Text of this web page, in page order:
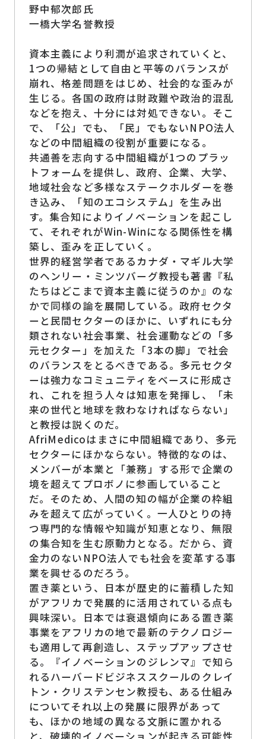
野中郁次郎氏
一橋大学名誉教授
資本主義により利潤が追求されていくと、
1つの帰結として自由と平等のバランスが
崩れ、格差問題をはじめ、社会的な歪みが
生じる。各国の政府は財政難や政治的混乱
などを抱え、十分には対処できない。そこ
で、「公」でも、「民」でもないNPO法人
などの中間組織の役割が重要になる。
共通善を志向する中間組織が1つのプラッ
トフォームを提供し、政府、企業、大学、
地域社会など多様なステークホルダーを巻
き込み、「知のエコシステム」を生み出
す。集合知によりイノベーションを起こし
て、それぞれがWin-Winになる関係性を構
築し、歪みを正していく。
世界的経営学者であるカナダ・マギル大学
のヘンリー・ミンツバーグ教授も著書『私
たちはどこまで資本主義に従うのか』のな
かで同様の論を展開している。政府セクタ
ーと民間セクターのほかに、いずれにも分
類されない社会事業、社会運動などの「多
元セクター」を加えた「3本の脚」で社会
のバランスをとるべきである。多元セクタ
ーは強力なコミュニティをベースに形成さ
れ、これを担う人々は知恵を発揮し、「未
来の世代と地球を救わなければならない」
と教授は説くのだ。
AfriMedicoはまさに中間組織であり、多元
セクターにほかならない。特徴的なのは、
メンバーが本業と「兼務」する形で企業の
境を超えてプロボノに参画していること
だ。そのため、人間の知の幅が企業の枠組
みを超えて広がっていく。一人ひとりの持
つ専門的な情報や知識が知恵となり、無限
の集合知を生む原動力となる。だから、資
金力のないNPO法人でも社会を変革する事
業を興せるのだろう。
置き薬という、日本が歴史的に蓄積した知
がアフリカで発展的に活用されている点も
興味深い。日本では衰退傾向にある置き薬
事業をアフリカの地で最新のテクノロジー
も適用して再創造し、ステップアップさせ
る。『イノベーションのジレンマ』で知ら
れるハーバードビジネススクールのクレイ
トン・クリステンセン教授も、ある仕組み
についてそれ以上の発展に限界があって
も、ほかの地域の異なる文脈に置かれる
と、破壊的イノベーションが起きる可能性